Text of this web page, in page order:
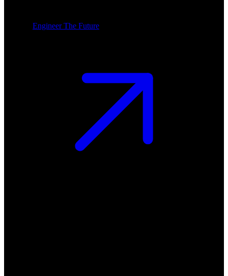
Engineer The Future